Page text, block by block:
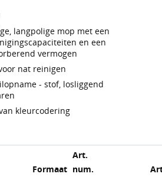
langpolige mop met een
en een
vermogen
nat reinigen
- stof, losliggend
kleurcodering
Formaat
Art.
num.